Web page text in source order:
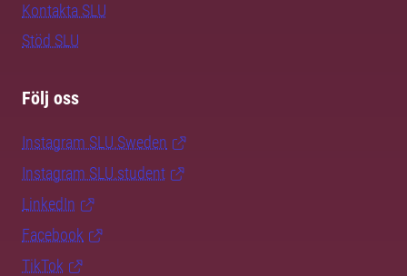
Kontakta SLU
Stöd SLU
Följ oss
Instagram SLU.Sweden
Instagram SLU.student
LinkedIn
Facebook
TikTok